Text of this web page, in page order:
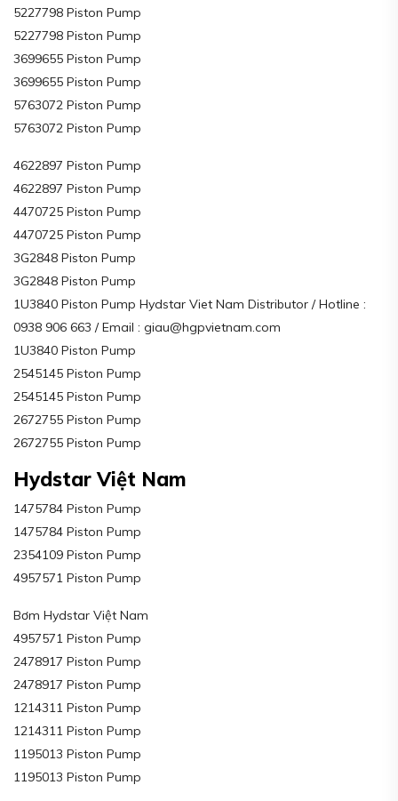
5227798 Piston Pump
5227798 Piston Pump
3699655 Piston Pump
3699655 Piston Pump
5763072 Piston Pump
5763072 Piston Pump
4622897 Piston Pump
4622897 Piston Pump
4470725 Piston Pump
4470725 Piston Pump
3G2848 Piston Pump
3G2848 Piston Pump
1U3840 Piston Pump Hydstar Viet Nam Distributor / Hotline :
0938 906 663 / Email : giau@hgpvietnam.com
1U3840 Piston Pump
2545145 Piston Pump
2545145 Piston Pump
2672755 Piston Pump
2672755 Piston Pump
Hydstar Việt Nam
1475784 Piston Pump
1475784 Piston Pump
2354109 Piston Pump
4957571 Piston Pump
Bơm Hydstar Việt Nam
4957571 Piston Pump
2478917 Piston Pump
2478917 Piston Pump
1214311 Piston Pump
1214311 Piston Pump
1195013 Piston Pump
1195013 Piston Pump